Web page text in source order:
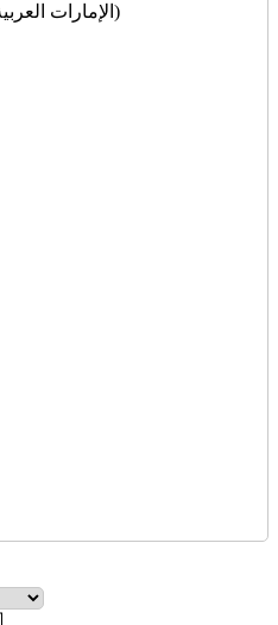
United Arab Emirates (الإمارات العربية المتحدة)